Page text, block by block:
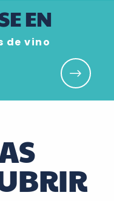
EN
de vino